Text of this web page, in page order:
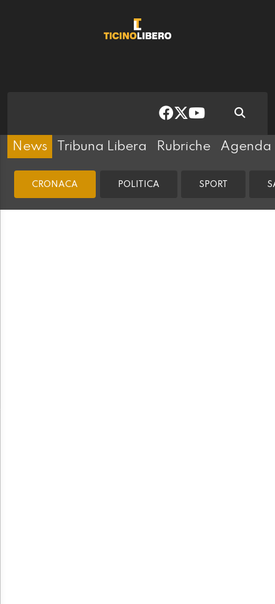
News Tribuna Libera Rubriche Agenda
CRONACA POLITICA SPORT